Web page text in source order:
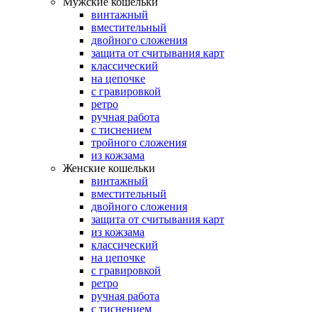
винтажный
вместительный
двойного сложения
защита от считывания карт
классический
на цепочке
с гравировкой
ретро
ручная работа
с тиснением
тройного сложения
из кожзама
Женские кошельки
винтажный
вместительный
двойного сложения
защита от считывания карт
из кожзама
классический
на цепочке
с гравировкой
ретро
ручная работа
с тиснением